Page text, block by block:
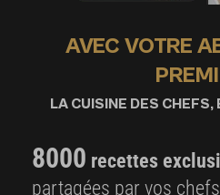
AVEC VOTRE
LA CUISINE DES CHEFS,
8000 recettes
partagées par vos